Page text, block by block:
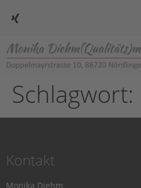
Schlagwort:
Kontakt
Monika Diehm